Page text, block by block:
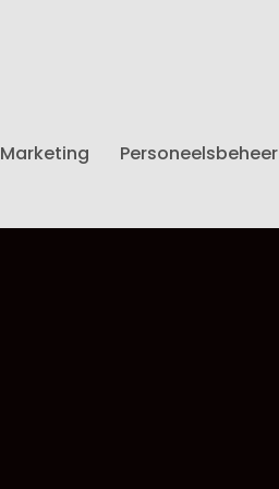
Marketing Personeelsbeheer